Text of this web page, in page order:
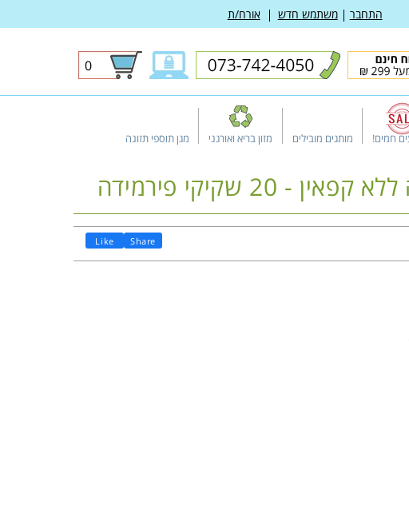
התחבר משתמש חדש אורח/ת
0
0
פריטים
חמים! מותגים מובילים מזון בריא ואורגני מגן תוספי תזונה
20 שקיקי פירמידה
Share
Like